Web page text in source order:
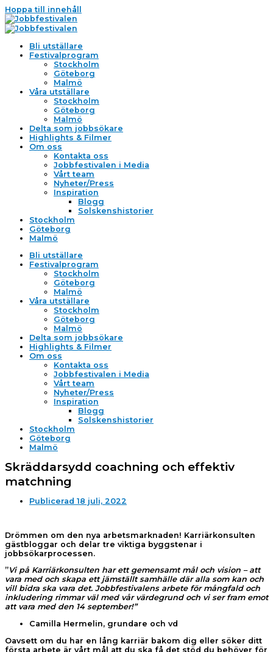
Hoppa till innehåll
Bli utställare
Festivalprogram
Stockholm
Göteborg
Malmö
Våra utställare
Stockholm
Göteborg
Malmö
Delta som jobbsökare
Highlights & Filmer
Om oss
Kontakta oss
Jobbfestivalen i Media
Vårt team
Nyheter/Press
Inspiration
Blogg
Solskenshistorier
Stockholm
Göteborg
Malmö
Bli utställare
Festivalprogram
Stockholm
Göteborg
Malmö
Våra utställare
Stockholm
Göteborg
Malmö
Delta som jobbsökare
Highlights & Filmer
Om oss
Kontakta oss
Jobbfestivalen i Media
Vårt team
Nyheter/Press
Inspiration
Blogg
Solskenshistorier
Stockholm
Göteborg
Malmö
Skräddarsydd coachning och effektiv
matchning
Publicerad 18 juli, 2022
Drömmen om den nya arbetsmarknaden! Karriärkonsulten
gästbloggar och delar tre viktiga byggstenar i
jobbsökarprocessen.
”Vi på Karriärkonsulten har ett gemensamt mål och vision – att
vara med och skapa ett jämställt samhälle där alla som kan och
vill bidra ska vara det. Jobbfestivalens arbete för mångfald och
inkludering rimmar väl med vår värdegrund och vi ser fram emot
att vara med den 14 september!”
Camilla Hermelin, grundare och vd
Oavsett om du har en lång karriär bakom dig eller söker ditt
första arbete är vårt mål att du ska få det stöd du behöver för